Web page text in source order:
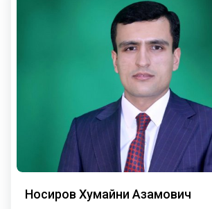
Носиров Хумайни Азамович